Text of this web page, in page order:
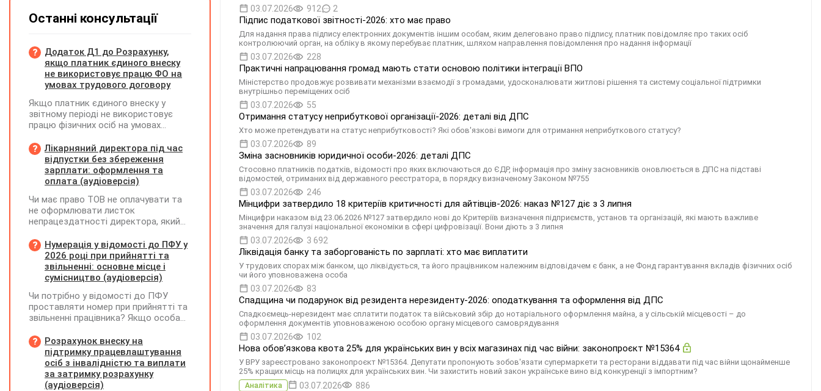
03.07.2026 912 2
Підпис податкової звітності-2026: хто має право
Для надання права підпису електронних документів іншим особам, яким делеговано право підпису, платник повідомляє про таких осіб
контролюючий орган, на обліку в якому перебуває платник, шляхом направлення повідомлення про надання інформації
03.07.2026 228
Практичні напрацювання громад мають стати основою політики інтеграції ВПО
Міністерство продовжує розвивати механізми взаємодії з громадами, удосконалювати житлові рішення та систему соціальної підтримки
внутрішньо переміщених осіб
03.07.2026 55
Отримання статусу неприбуткової організації-2026: деталі від ДПС
Хто може претендувати на статус неприбутковості? Які обов'язкові вимоги для отримання неприбуткового статусу?
03.07.2026 89
Зміна засновників юридичної особи-2026: деталі ДПС
Стосовно платників податків, відомості про яких включаються до ЄДР, інформація про зміну засновників оновлюється в ДПС на підставі
відомостей, отриманих від державного реєстратора, в порядку визначеному Законом №755
03.07.2026 246
Мінцифри затвердило 18 критеріїв критичності для айтівців-2026: наказ №127 діє з 3 липня
Мінцифри наказом від 23.06.2026 №127 затвердило нові до Критеріїв визначення підприємств, установ та організацій, які мають важливе
значення для галузі національної економіки в сфері цифровізації. Вони діють з 3 липня
03.07.2026 3 692
Ліквідація банку та заборгованість по зарплаті: хто має виплатити
У трудових спорах між банком, що ліквідується, та його працівником належним відповідачем є банк, а не Фонд гарантування вкладів фізичних осіб
чи його уповноважена особа
03.07.2026 83
Спадщина чи подарунок від резидента нерезиденту-2026: оподаткування та оформлення від ДПС
Спадкоємець-нерезидент має сплатити податок та військовий збір до нотаріального оформлення майна, а у сільській місцевості – до
оформлення документів уповноваженою особою органу місцевого самоврядування
03.07.2026 102
Нова обовʼязкова квота 25% для українських вин у всіх магазинах під час війни: законопроєкт №15364
У ВРУ зареєстровано законопроєкт №15364. Депутати пропонують зобов'язати супермаркети та ресторани віддавати під час війни щонайменше
25% кращих місць на полицях для українських вин. Чи захистить новий закон українське вино від конкуренції з імпортним?
Аналітика 03.07.2026 886
Останні консультації
Додаток Д1 до Розрахунку,
якщо платник єдиного внеску
не використовує працю ФО на
умовах трудового договору
Якщо платник єдиного внеску у
звітному періоді не використовує
працю фізичних осіб на умовах
на інших умовах, передбачених
законодавством, Додаток Д1/
Додаток ФІЗ-Д1 за відповідний
період не подається
Лікарняний директора під час
відпустки без збереження
зарплати: оформлення та
оплата (аудіоверсія)
Чи має право ТОВ не оплачувати та
не оформлювати листок
непрацездатності директора, який
збереження заробітної плати під час
призупинення діяльності
підприємства?
Нумерація у відомості до ПФУ у
2026 році при прийнятті та
звільненні: основне місце і
сумісництво (аудіоверсія)
Чи потрібно у відомості до ПФУ
проставляти номер при прийнятті та
звільненні працівника? Якщо особа
місцем роботи та за сумісництвом,
чи рахується це як два роботодавці?
Розрахунок внеску на
підтримку працевлаштування
осіб з інвалідністю та виплати
за затримку розрахунку
(аудіоверсія)